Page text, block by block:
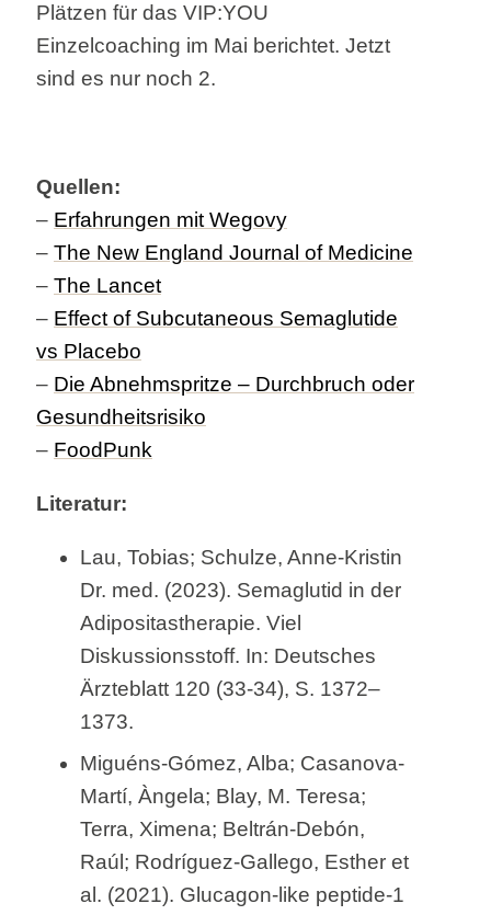
Plätzen für das VIP:YOU
Einzelcoaching im Mai berichtet. Jetzt
sind es nur noch 2.
Quellen:
– Erfahrungen mit Wegovy
– The New England Journal of Medicine
– The Lancet
– Effect of Subcutaneous Semaglutide
vs Placebo
– Die Abnehmspritze – Durchbruch oder
Gesundheitsrisiko
– FoodPunk
Literatur:
Lau, Tobias; Schulze, Anne-Kristin
Dr. med. (2023). Semaglutid in der
Adipositastherapie. Viel
Diskussionsstoff. In: Deutsches
Ärzteblatt 120 (33-34), S. 1372–
1373.
Miguéns-Gómez, Alba; Casanova-
Martí, Àngela; Blay, M. Teresa;
Terra, Ximena; Beltrán-Debón,
Raúl; Rodríguez-Gallego, Esther et
al. (2021). Glucagon-like peptide-1